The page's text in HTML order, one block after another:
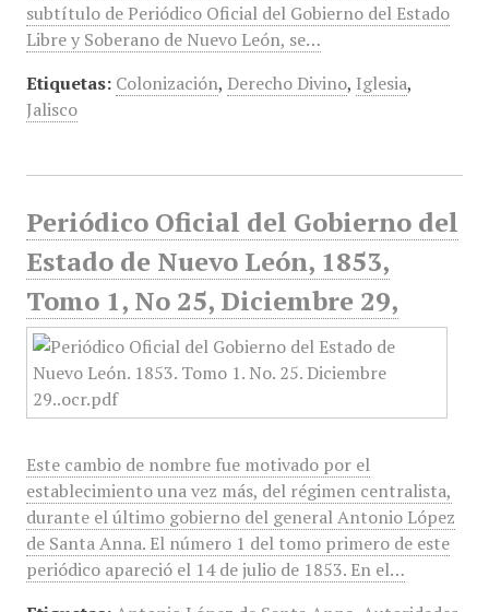
subtítulo de Periódico Oficial del Gobierno del Estado
Libre y Soberano de Nuevo León, se…
Etiquetas: Colonización, Derecho Divino, Iglesia,
Jalisco
Periódico Oficial del Gobierno del
Estado de Nuevo León, 1853,
Tomo 1, No 25, Diciembre 29,
Este cambio de nombre fue motivado por el
establecimiento una vez más, del régimen centralista,
durante el último gobierno del general Antonio López
de Santa Anna. El número 1 del tomo primero de este
periódico apareció el 14 de julio de 1853. En el…